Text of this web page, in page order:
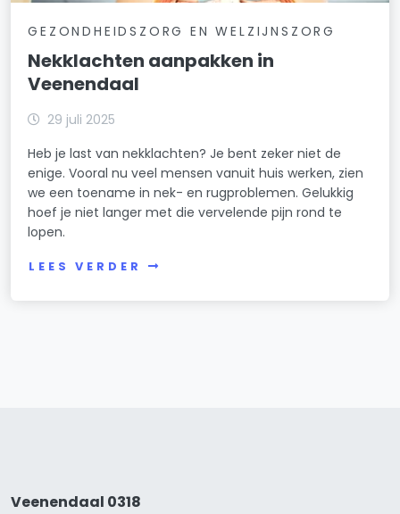
GEZONDHEIDSZORG EN WELZIJNSZORG
Nekklachten aanpakken in
Veenendaal
29 juli 2025
Heb je last van nekklachten? Je bent zeker niet de
enige. Vooral nu veel mensen vanuit huis werken, zien
we een toename in nek- en rugproblemen. Gelukkig
hoef je niet langer met die vervelende pijn rond te
lopen.
LEES VERDER
Veenendaal 0318